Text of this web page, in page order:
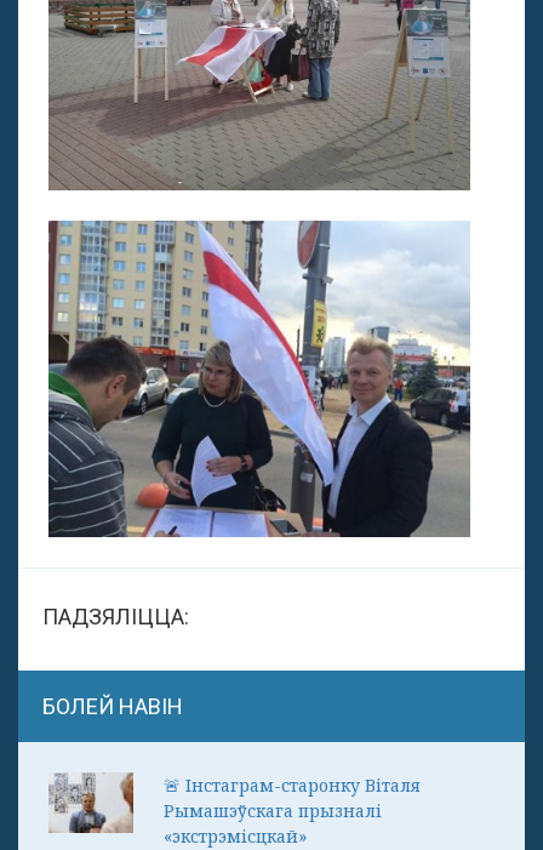
ПАДЗЯЛІЦЦА:
БОЛЕЙ НАВІН
🚨 Інстаграм-старонку Віталя
Рымашэўскага прызналі
«экстрэмісцкай»